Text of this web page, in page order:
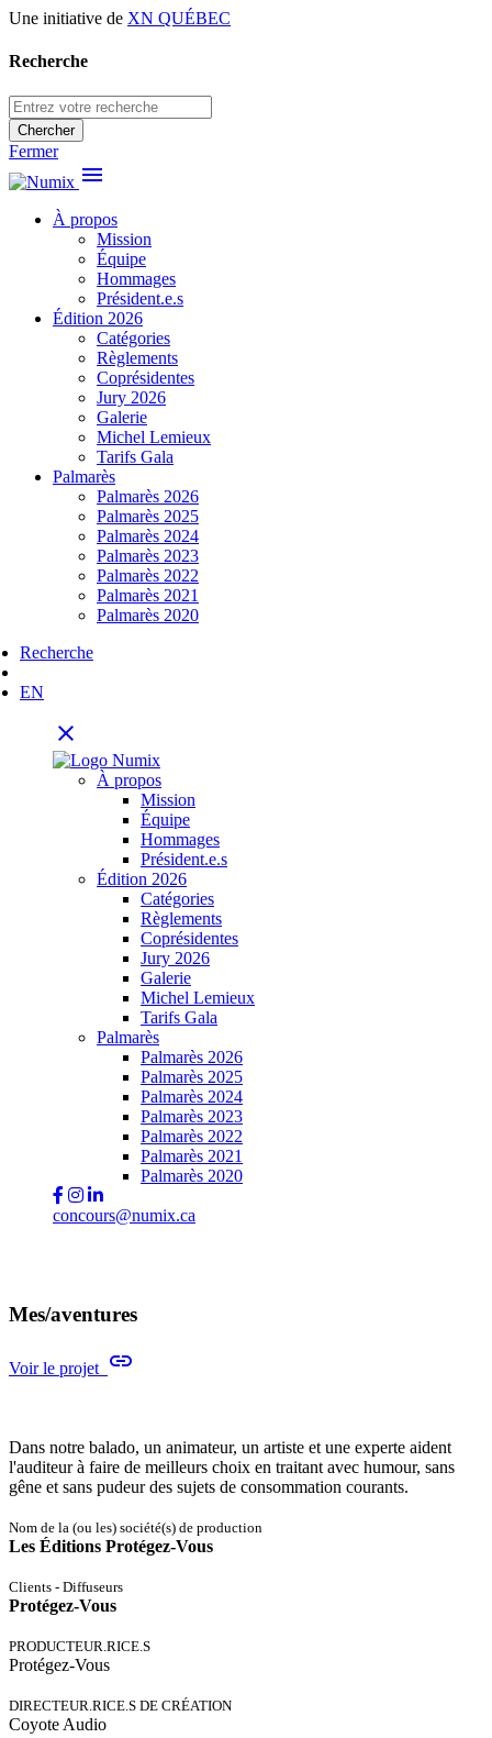
Une initiative de XN QUÉBEC
Recherche
Chercher
Fermer
menu
À propos
Mission
Équipe
Hommages
Président.e.s
Édition 2026
Catégories
Règlements
Coprésidentes
Jury 2026
Galerie
Michel Lemieux
Tarifs Gala
Palmarès
Palmarès 2026
Palmarès 2025
Palmarès 2024
Palmarès 2023
Palmarès 2022
Palmarès 2021
Palmarès 2020
Recherche
EN
close
À propos
Mission
Équipe
Hommages
Président.e.s
Édition 2026
Catégories
Règlements
Coprésidentes
Jury 2026
Galerie
Michel Lemieux
Tarifs Gala
Palmarès
Palmarès 2026
Palmarès 2025
Palmarès 2024
Palmarès 2023
Palmarès 2022
Palmarès 2021
Palmarès 2020
concours@numix.ca
Mes/aventures
Voir le projet link
Dans notre balado, un animateur, un artiste et une experte aident
l'auditeur à faire de meilleurs choix en traitant avec humour, sans
gêne et sans pudeur des sujets de consommation courants.
Nom de la (ou les) société(s) de production
Les Éditions Protégez-Vous
Clients - Diffuseurs
Protégez-Vous
PRODUCTEUR.RICE.S
Protégez-Vous
DIRECTEUR.RICE.S DE CRÉATION
Coyote Audio